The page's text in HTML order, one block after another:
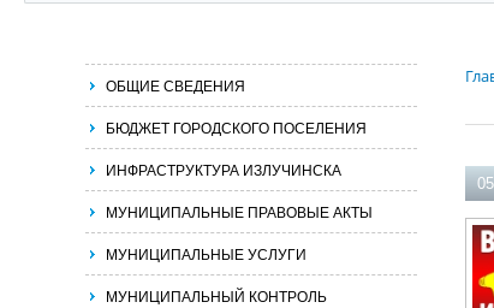
ОБЩИЕ СВЕДЕНИЯ
БЮДЖЕТ ГОРОДСКОГО ПОСЕЛЕНИЯ
ИНФРАСТРУКТУРА ИЗЛУЧИНСКА
МУНИЦИПАЛЬНЫЕ ПРАВОВЫЕ АКТЫ
МУНИЦИПАЛЬНЫЕ УСЛУГИ
МУНИЦИПАЛЬНЫЙ КОНТРОЛЬ